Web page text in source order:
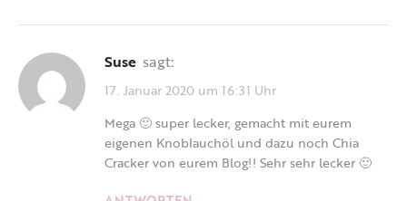
Suse sagt:
17. Januar 2020 um 16:31 Uhr
Mega 🙂 super lecker, gemacht mit eurem
eigenen Knoblauchöl und dazu noch Chia
Cracker von eurem Blog!! Sehr sehr lecker 🙂